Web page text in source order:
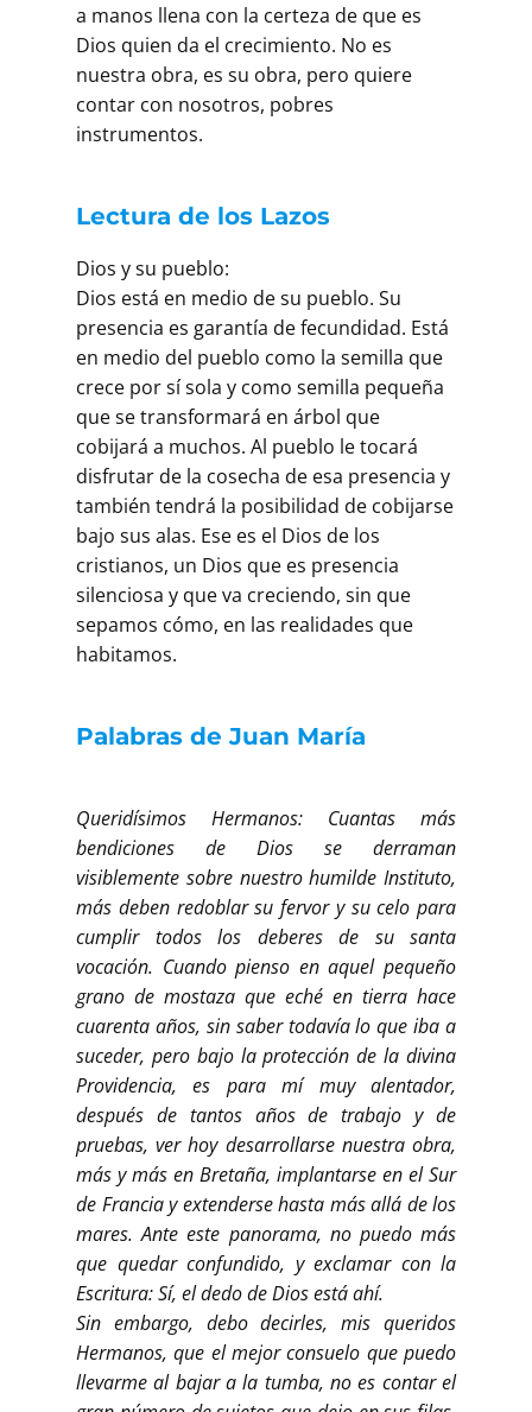
a manos llena con la certeza de que es
Dios quien da el crecimiento. No es
nuestra obra, es su obra, pero quiere
contar con nosotros, pobres
instrumentos.
Lectura de los Lazos
Dios y su pueblo:
Dios está en medio de su pueblo. Su
presencia es garantía de fecundidad. Está
en medio del pueblo como la semilla que
crece por sí sola y como semilla pequeña
que se transformará en árbol que
cobijará a muchos. Al pueblo le tocará
disfrutar de la cosecha de esa presencia y
también tendrá la posibilidad de cobijarse
bajo sus alas. Ese es el Dios de los
cristianos, un Dios que es presencia
silenciosa y que va creciendo, sin que
sepamos cómo, en las realidades que
habitamos.
Palabras de Juan María
Queridísimos Hermanos: Cuantas más
bendiciones de Dios se derraman
visiblemente sobre nuestro humilde Instituto,
más deben redoblar su fervor y su celo para
cumplir todos los deberes de su santa
vocación. Cuando pienso en aquel pequeño
grano de mostaza que eché en tierra hace
cuarenta años, sin saber todavía lo que iba a
suceder, pero bajo la protección de la divina
Providencia, es para mí muy alentador,
después de tantos años de trabajo y de
pruebas, ver hoy desarrollarse nuestra obra,
más y más en Bretaña, implantarse en el Sur
de Francia y extenderse hasta más allá de los
mares. Ante este panorama, no puedo más
que quedar confundido, y exclamar con la
Escritura: Sí, el dedo de Dios está ahí.
Sin embargo, debo decirles, mis queridos
Hermanos, que el mejor consuelo que puedo
llevarme al bajar a la tumba, no es contar el